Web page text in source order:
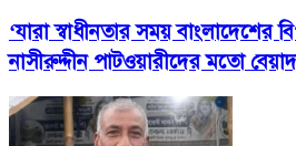
‘যারা স্বাধীনতার সময় বাংলাদেশের
নাসীরুদ্দীন পাটওয়ারীদের মতো